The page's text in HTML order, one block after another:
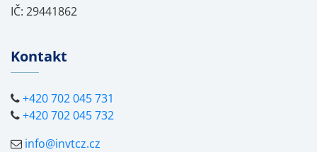
IČ: 29441862
Kontakt
+420 702 045 731
+420 702 045 732
info@invtcz.cz